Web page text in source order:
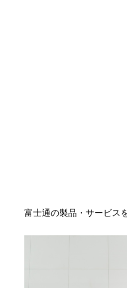
富士通の製品・サービス